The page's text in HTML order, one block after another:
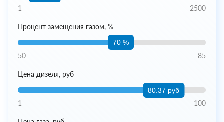
1 2500
Процент замещения газом, %
70 %
50 85
Цена дизеля, руб
80.37 руб
1 100